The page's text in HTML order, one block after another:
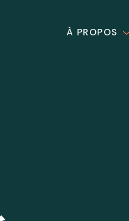
À PROPOS